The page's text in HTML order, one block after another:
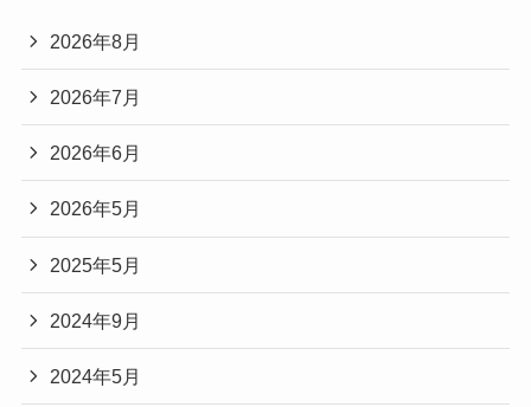
2026年8月
2026年7月
2026年6月
2026年5月
2025年5月
2024年9月
2024年5月